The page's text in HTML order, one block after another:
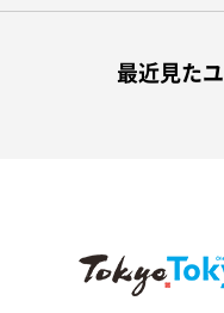
最近見た